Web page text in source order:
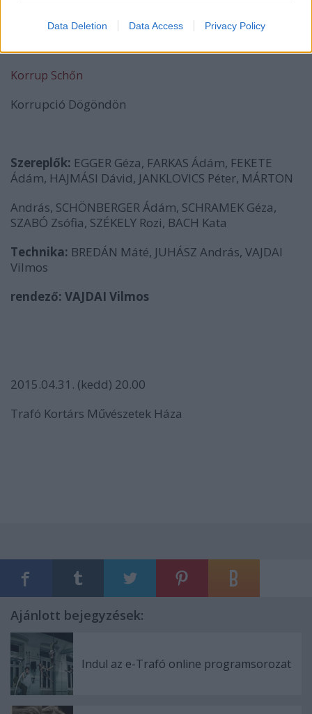
Data Deletion Data Access Privacy Policy
Korrup Schőn
Korrupció Dögöndön
Szereplők: EGGER Géza, FARKAS Ádám, FEKETE
Ádám, HAJMÁSI Dávid, JANKLOVICS Péter, MÁRTON
András, SCHÖNBERGER Ádám, SCHRAMEK Géza,
SZABÓ Zsófia, SZÉKELY Rozi, BACH Kata
Technika: BREDÁN Máté, JUHÁSZ András, VAJDAI
Vilmos
rendező: VAJDAI Vilmos
2015.04.31. (kedd) 20.00
Trafó Kortárs Művészetek Háza
Ajánlott bejegyzések:
Indul az e-Trafó online programsorozat